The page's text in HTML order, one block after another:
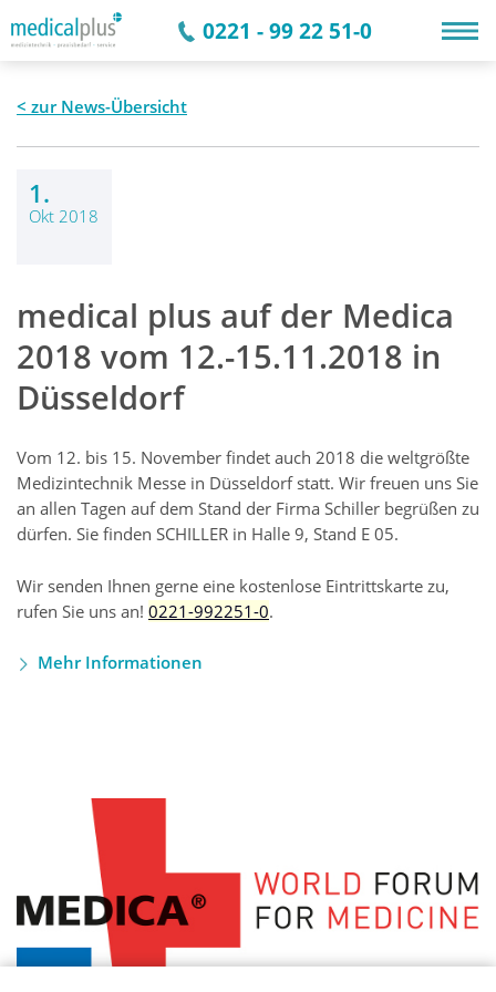
0221 - 99 22 51-0
zur News-Übersicht
1.
Okt 2018
medical plus auf der Medica
2018 vom 12.-15.11.2018 in
Düsseldorf
Vom 12. bis 15. November findet auch 2018 die weltgrößte
Medizintechnik Messe in Düsseldorf statt. Wir freuen uns Sie
an allen Tagen auf dem Stand der Firma Schiller begrüßen zu
dürfen. Sie finden SCHILLER in Halle 9, Stand E 05.
Wir senden Ihnen gerne eine kostenlose Eintrittskarte zu,
rufen Sie uns an! 0221-992251-0.
Mehr Informationen